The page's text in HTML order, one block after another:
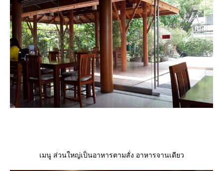
เมนู ส่วนใหญ่เป็นอาหารตามสั่ง อาหารจานเดียว